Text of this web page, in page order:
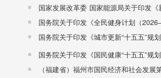
六、本通知自2015年3月1日起执